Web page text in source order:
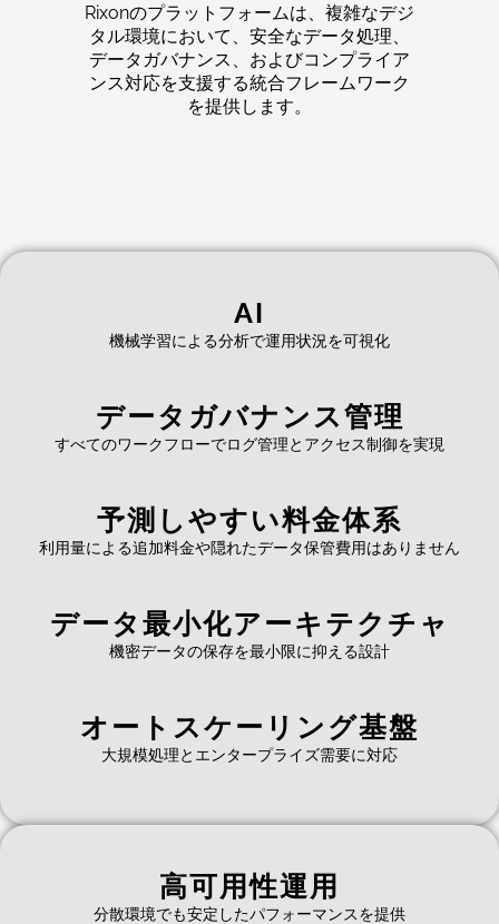
Rixonのプラットフォームは、複雑なデジ
タル環境において、安全なデータ処理、
データガバナンス、およびコンプライア
ンス対応を支援する統合フレームワーク
を提供します。
AI
機械学習による分析で運用状況を可視化
データガバナンス管理
すべてのワークフローでログ管理とアクセス制御を実現
予測しやすい料金体系
利用量による追加料金や隠れたデータ保管費用はありません
データ最小化アーキテクチャ
機密データの保存を最小限に抑える設計
オートスケーリング基盤
大規模処理とエンタープライズ需要に対応
高可用性運用
分散環境でも安定したパフォーマンスを提供